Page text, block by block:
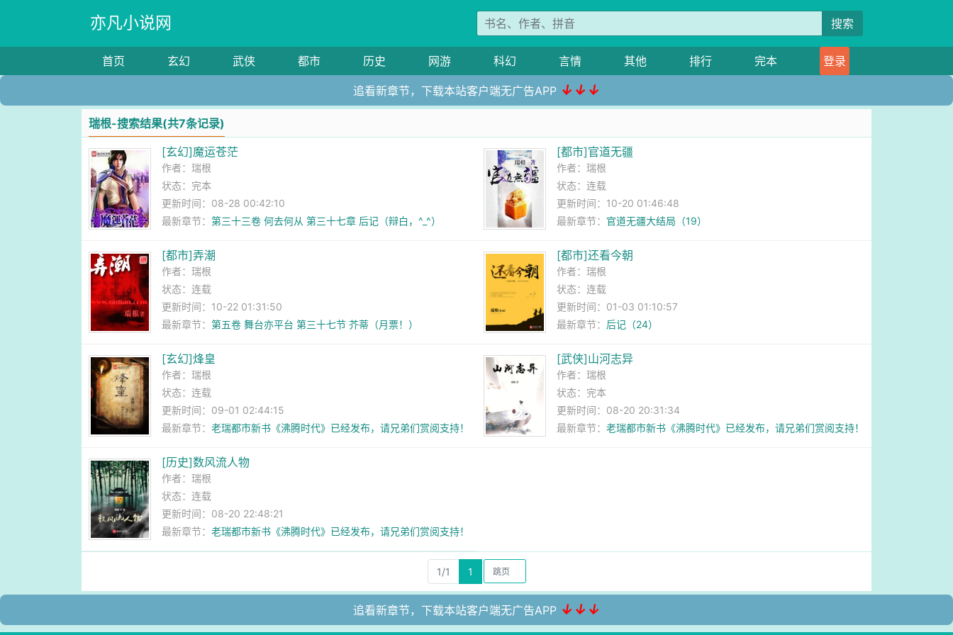
亦凡小说网 搜索
首页 玄幻 武侠 都市 历史 网游 科幻 言情 其他 排行 完本 登录
追看新章节，下载本站客户端无广告APP ↓↓↓
瑞根-搜索结果(共7条记录)
[玄幻]魔运苍茫
作者：瑞根
状态：完本
更新时间：08-28 00:42:10
最新章节：第三十三卷 何去何从 第三十七章 后记（辩白，^_^）
[都市]官道无疆
作者： 瑞根
状态：连载
更新时间：10-20 01:46:48
最新章节： 官道无疆大结局（19）
[都市]弄潮
作者：瑞根
状态：连载
更新时间：10-22 01:31:50
最新章节：第五卷 舞台亦平台 第三十七节 芥蒂（月票！）
[都市]还看今朝
作者： 瑞根
状态：连载
更新时间：01-03 01:10:57
最新章节： 后记（24）
[玄幻]烽皇
作者：瑞根
状态：连载
更新时间：09-01 02:44:15
最新章节：老瑞都市新书《沸腾时代》已经发布，请兄弟们赏阅支持！
[武侠]山河志异
作者： 瑞根
状态：完本
更新时间：08-20 20:31:34
最新章节： 老瑞都市新书《沸腾时代》已经发布，请兄弟们赏阅支持！
[历史]数风流人物
作者：瑞根
状态：连载
更新时间：08-20 22:48:21
最新章节：老瑞都市新书《沸腾时代》已经发布，请兄弟们赏阅支持！
1/1 1
追看新章节，下载本站客户端无广告APP ↓↓↓